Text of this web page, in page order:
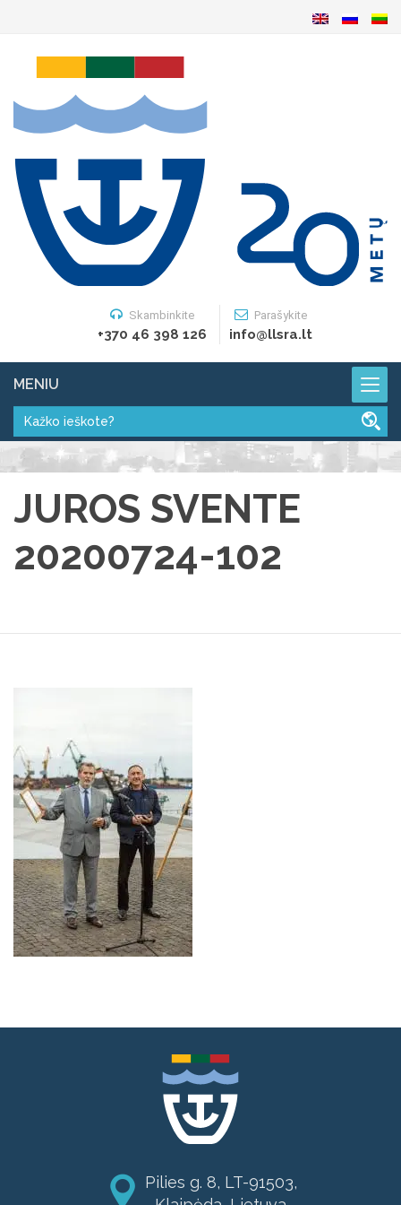
Skambinkite
+370 46 398 126
Parašykite
info@llsra.lt
MENIU
JUROS SVENTE
20200724-102
Pilies g. 8, LT-91503,